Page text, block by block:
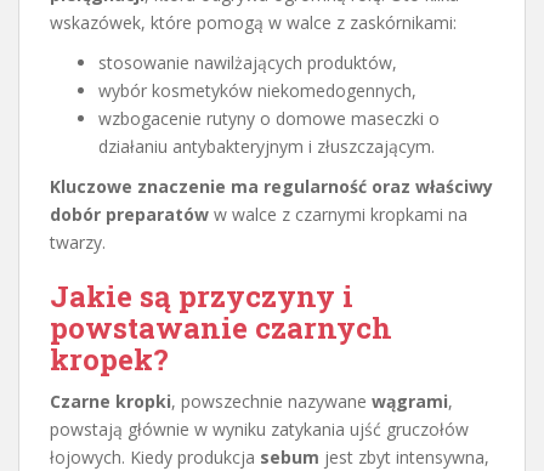
wskazówek, które pomogą w walce z zaskórnikami:
stosowanie nawilżających produktów,
wybór kosmetyków niekomedogennych,
wzbogacenie rutyny o domowe maseczki o
działaniu antybakteryjnym i złuszczającym.
Kluczowe znaczenie ma regularność oraz właściwy
dobór preparatów w walce z czarnymi kropkami na
twarzy.
Jakie są przyczyny i
powstawanie czarnych
kropek?
Czarne kropki, powszechnie nazywane wągrami,
powstają głównie w wyniku zatykania ujść gruczołów
łojowych. Kiedy produkcja sebum jest zbyt intensywna,